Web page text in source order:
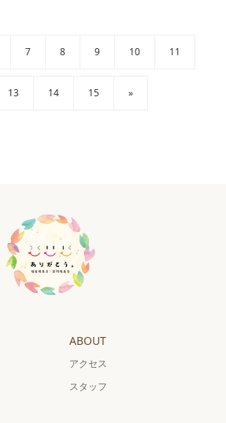
7 8 9 10 11
13 14 15 »
ABOUT
アクセス
スタッフ